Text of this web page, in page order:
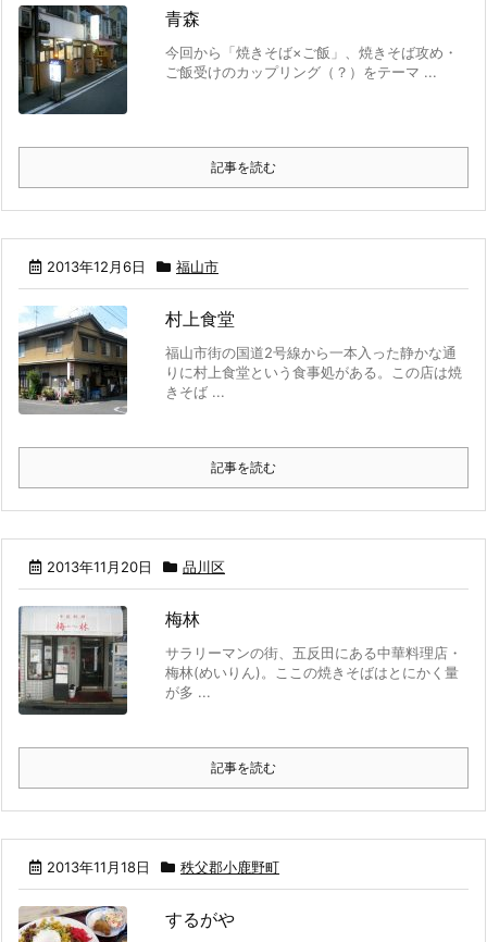
青森
今回から「焼きそば×ご飯」、焼きそば攻め・
ご飯受けのカップリング（？）をテーマ ...
記事を読む
2013年12月6日 福山市
村上食堂
福山市街の国道2号線から一本入った静かな通
りに村上食堂という食事処がある。この店は焼
きそば ...
記事を読む
2013年11月20日 品川区
梅林
サラリーマンの街、五反田にある中華料理店・
梅林(めいりん)。ここの焼きそばはとにかく量
が多 ...
記事を読む
2013年11月18日 秩父郡小鹿野町
するがや